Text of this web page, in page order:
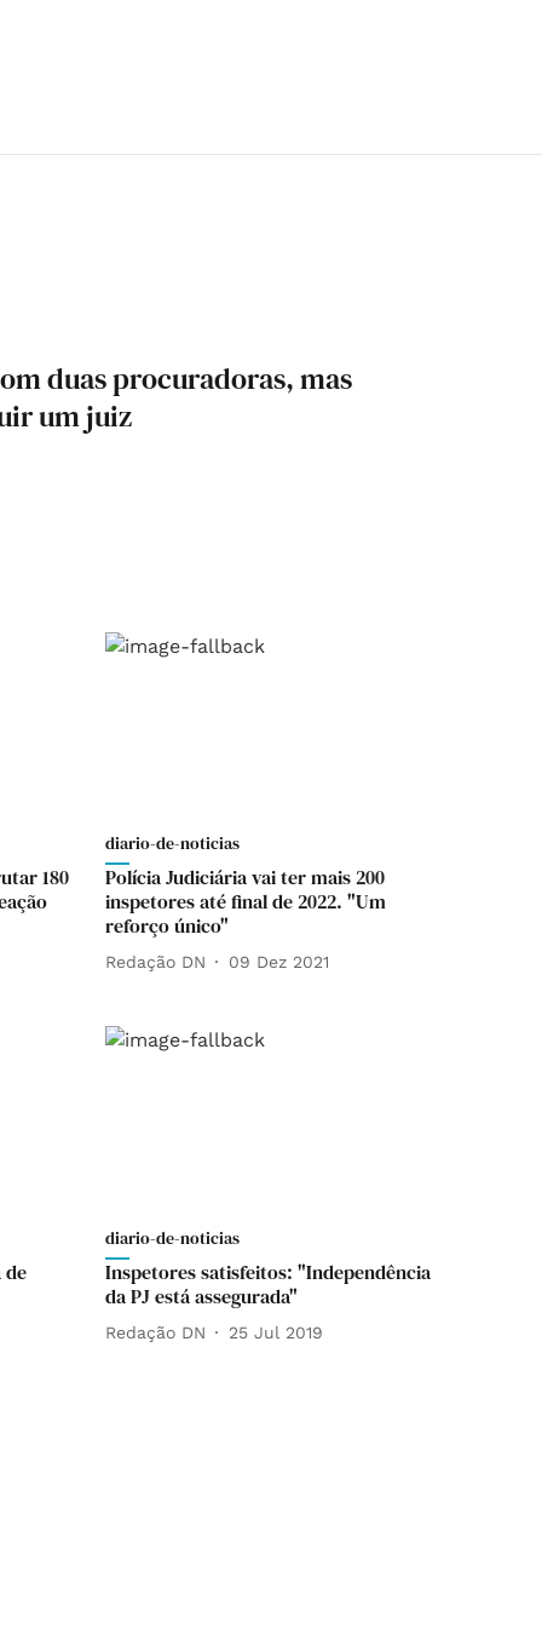
duas procuradoras, mas
um juiz
180
diario-de-noticias
Polícia Judiciária vai ter mais 200
inspetores até final de 2022. "Um
reforço único"
Redação DN 09 Dez 2021
de
diario-de-noticias
Inspetores satisfeitos: "Independência
da PJ está assegurada"
Redação DN 25 Jul 2019